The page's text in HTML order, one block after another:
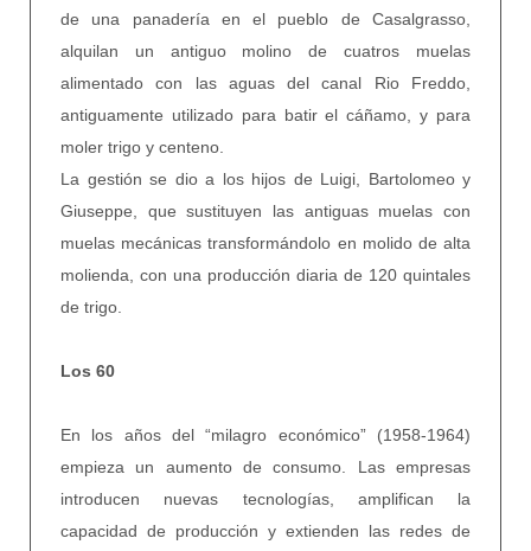
de una panadería en el pueblo de Casalgrasso,
alquilan un antiguo molino de cuatros muelas
alimentado con las aguas del canal Rio Freddo,
antiguamente utilizado para batir el cáñamo, y para
moler trigo y centeno.
La gestión se dio a los hijos de Luigi, Bartolomeo y
Giuseppe, que sustituyen las antiguas muelas con
muelas mecánicas transformándolo en molido de alta
molienda, con una producción diaria de 120 quintales
de trigo.
Los 60
En los años del “milagro económico” (1958-1964)
empieza un aumento de consumo. Las empresas
introducen nuevas tecnologías, amplifican la
capacidad de producción y extienden las redes de